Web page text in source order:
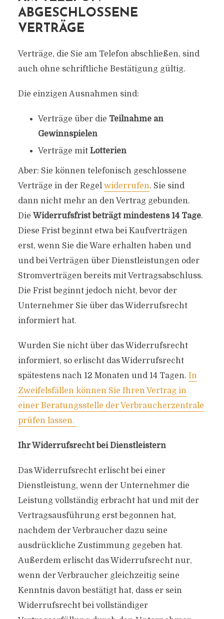
ABGESCHLOSSENE
VERTRÄGE
Verträge, die Sie am Telefon abschließen, sind
auch ohne schriftliche Bestätigung gültig.
Die einzigen Ausnahmen sind:
Verträge über die Teilnahme an
Gewinnspielen
Verträge mit Lotterien
Aber: Sie können telefonisch geschlossene
Verträge in der Regel widerrufen. Sie sind
dann nicht mehr an den Vertrag gebunden.
Die Widerrufsfrist beträgt mindestens 14 Tage.
Diese Frist beginnt etwa bei Kaufverträgen
erst, wenn Sie die Ware erhalten haben und
und bei Verträgen über Dienstleistungen oder
Stromverträgen bereits mit Vertragsabschluss.
Die Frist beginnt jedoch nicht, bevor der
Unternehmer Sie über das Widerrufsrecht
informiert hat.
Wurden Sie nicht über das Widerrufsrecht
informiert, so erlischt das Widerrufsrecht
spätestens nach 12 Monaten und 14 Tagen. In
Zweifelsfällen können Sie Ihren Vertrag in
einer Beratungsstelle der Verbraucherzentrale
prüfen lassen.
Ihr Widerrufsrecht bei Dienstleistern
Das Widerrufsrecht erlischt bei einer
Dienstleistung, wenn der Unternehmer die
Leistung vollständig erbracht hat und mit der
Vertragsausführung erst begonnen hat,
nachdem der Verbraucher dazu seine
ausdrückliche Zustimmung gegeben hat.
Außerdem erlischt das Widerrufsrecht nur,
wenn der Verbraucher gleichzeitig seine
Kenntnis davon bestätigt hat, dass er sein
Widerrufsrecht bei vollständiger